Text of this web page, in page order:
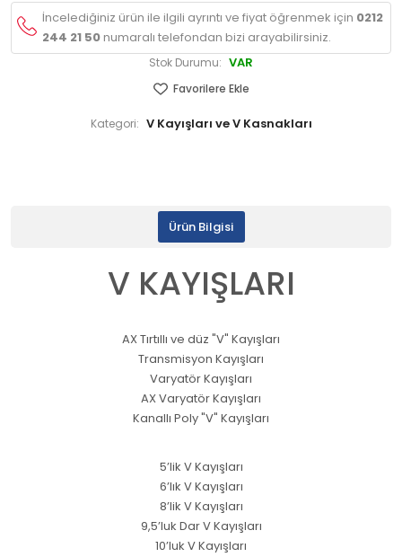
İncelediğiniz ürün ile ilgili ayrıntı ve fiyat öğrenmek için 0212
244 21 50numaralı telefondan bizi arayabilirsiniz.
Stok Durumu: VAR
Favorilere Ekle
Kategori: V Kayışları ve V Kasnakları
Ürün Bilgisi
V KAYIŞLARI
AX Tırtıllı ve düz "V" Kayışları
Transmisyon Kayışları
Varyatör Kayışları
AX Varyatör Kayışları
Kanallı Poly "V" Kayışları
5’lik V Kayışları
6’lık V Kayışları
8’lik V Kayışları
9,5’luk Dar V Kayışları
10’luk V Kayışları